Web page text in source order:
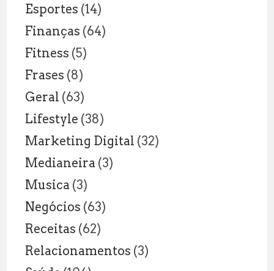
Esportes (14)
Finanças (64)
Fitness (5)
Frases (8)
Geral (63)
Lifestyle (38)
Marketing Digital (32)
Medianeira (3)
Musica (3)
Negócios (63)
Receitas (62)
Relacionamentos (3)